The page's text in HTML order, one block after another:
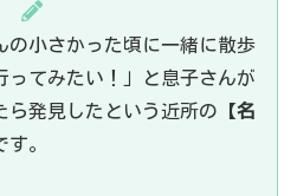
の小さかった頃に一緒に散歩
ってみたい！」と息子さんが
ら発見したという近所の【名
す。